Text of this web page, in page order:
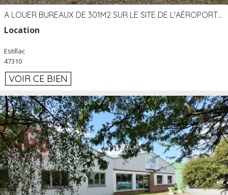
A LOUER BUREAUX DE 301M2 SUR LE SITE DE L'AÉROPORT AGEN LA GARENNE
Location
Estillac
47310
VOIR CE BIEN